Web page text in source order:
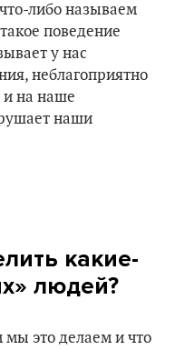
либо называем
поведение
у нас
неблагоприятно
и на наше
наши
какие-
людей?
мы это делаем и что